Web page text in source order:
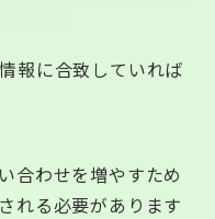
報に合致していれば
合わせを増やすため
れる必要があります